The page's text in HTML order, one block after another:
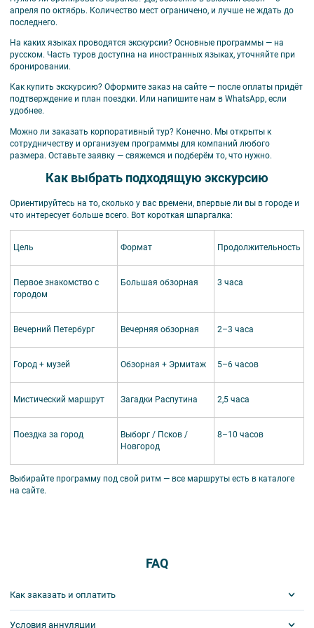
апреля по октябрь. Количество мест ограничено, и лучше не ждать до
последнего.
На каких языках проводятся экскурсии? Основные программы — на
русском. Часть туров доступна на иностранных языках, уточняйте при
бронировании.
Как купить экскурсию? Оформите заказ на сайте — после оплаты придёт
подтверждение и план поездки. Или напишите нам в WhatsApp, если
удобнее.
Можно ли заказать корпоративный тур? Конечно. Мы открыты к
сотрудничеству и организуем программы для компаний любого
размера. Оставьте заявку — свяжемся и подберём то, что нужно.
Как выбрать подходящую экскурсию
Ориентируйтесь на то, сколько у вас времени, впервые ли вы в городе и
что интересует больше всего. Вот короткая шпаргалка:
Цель Формат Продолжительность
Первое знакомство с
городом
Большая обзорная 3 часа
Вечерний Петербург Вечерняя обзорная 2–3 часа
Город + музей Обзорная + Эрмитаж 5–6 часов
Мистический маршрут Загадки Распутина 2,5 часа
Поездка за город
Выборг / Псков /
Новгород
8–10 часов
Выбирайте программу под свой ритм — все маршруты есть в каталоге
на сайте.
FAQ
Как заказать и оплатить
1 шаг: отправить заявку.
Условия аннуляции